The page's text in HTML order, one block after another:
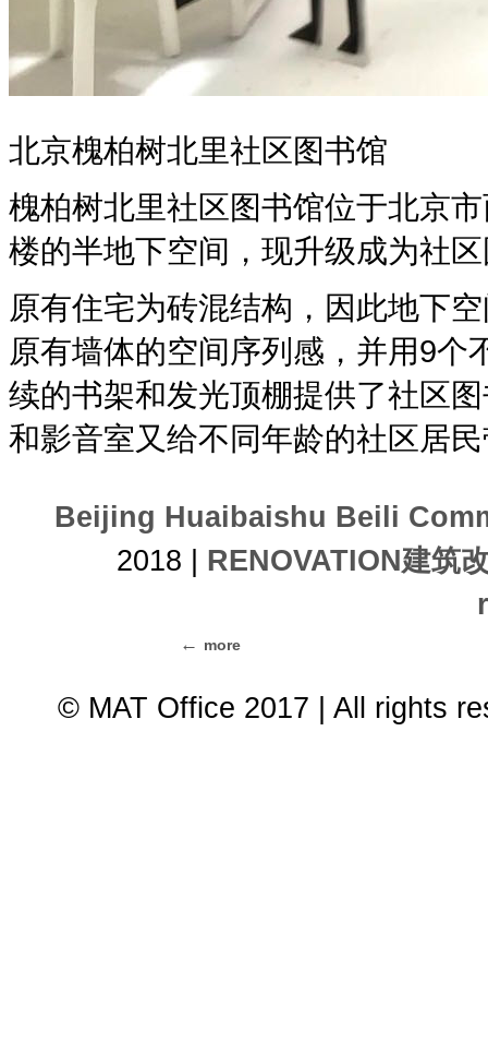
北京槐柏树北里社区图书馆
槐柏树北里社区图书馆位于北京
楼的半地下空间，现升级成为社
原有住宅为砖混结构，因此地下
原有墙体的空间序列感，并用9个
续的书架和发光顶棚提供了社区
和影音室又给不同年龄的社区居
Beijing Huaibaishu Beili
2018 | RENOVATION建筑
more
© MAT Office 2017 | All rights